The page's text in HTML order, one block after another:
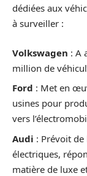
dédiées aux
à surveiller :
Volkswagen : A
million de
Ford : Met en
usines pour
vers
Audi : Prévoit
électriques,
matière de luxe